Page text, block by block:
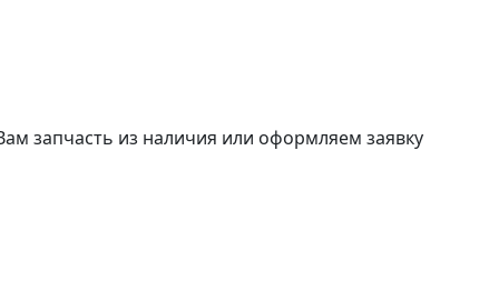
запчасть из наличия или оформляем заявку